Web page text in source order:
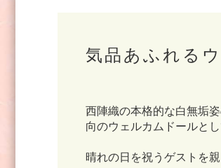
気品あふれる
⻄陣織の本格的な白無垢
向のウェルカムドールとし
晴れの日を祝うゲストを